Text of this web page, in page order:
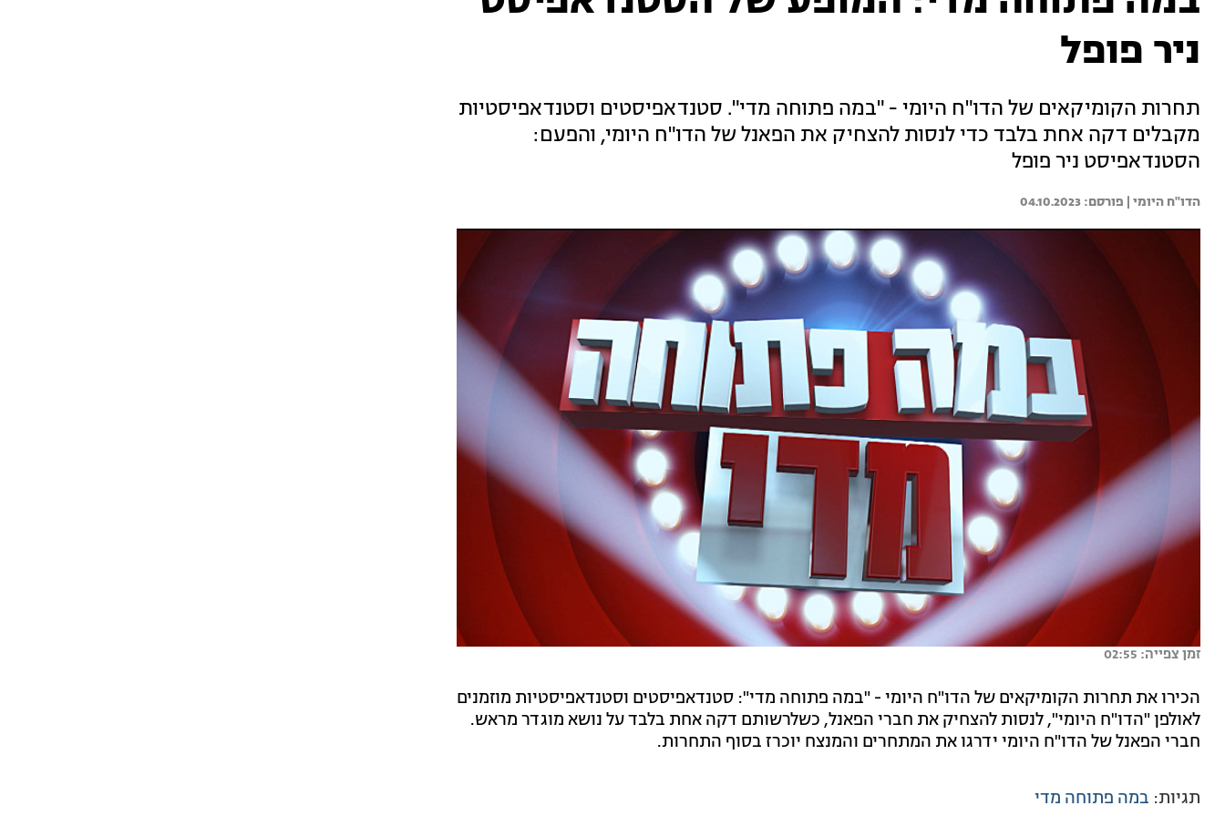
ניר פופל
תחרות הקומיקאים של הדו"ח היומי - "במה פתוחה מדי". סטנדאפיסטים וסטנדאפיסטיות
מקבלים דקה אחת בלבד כדי לנסות להצחיק את הפאנל של הדו"ח היומי, והפעם:
הסטנדאפיסט ניר פופל
הדו"ח היומי | 04.10.2023
זמן צפייה: 02:55
הכירו את תחרות הקומיקאים של הדו"ח היומי - "במה פתוחה מדי": סטנדאפיסטים וסטנדאפיסטיות מוזמנים
לאולפן "הדו"ח היומי", לנסות להצחיק את חברי הפאנל, כשלרשותם דקה אחת בלבד על נושא מוגדר מראש.
חברי הפאנל של הדו"ח היומי ידרגו את המתחרים והמנצח יוכרז בסוף התחרות.
תגיות: במה פתוחה מדי